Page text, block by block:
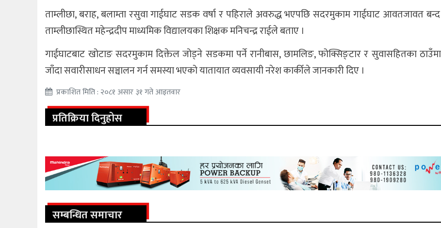
ताम्लीछा, बराह, बलाम्ता रसुवा गाईघाट सडक वर्षा र पहिराले अवरुद्ध भएपछि सदरमुकाम गाईघाट आवतजावत
ताम्लीछास्थित महेन्द्रदीप माध्यमिक विद्यालयका शिक्षक मनिचन्द्र राईले बताए ।
गाईघाटबाट खोटाङ सदरमुकाम दिक्तेल जोड्ने सडकमा पर्ने रानीबास, छामलिङ, फोक्सिङ्टार र सुवासहितका ठाउँमा
जाँदा सवारीसाधन सञ्चालन गर्न समस्या भएको यातायात व्यवसायी नरेश कार्कीले जानकारी दिए ।
प्रकाशित मिति : २०८१ असार ३१ गते आइतवार
प्रतिक्रिया दिनुहोस
सम्बन्धित समाचार